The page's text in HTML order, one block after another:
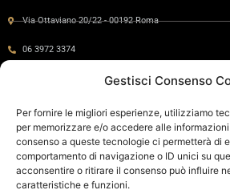
Gestisci Consenso
Per fornire le migliori esperienze, utilizziamo
per memorizzare e/o accedere alle
consenso a queste tecnologie ci permetterà di
comportamento di navigazione o ID unici su
acconsentire o ritirare il consenso può influire
caratteristiche e funzioni.
Via Ottaviano 20/22 - 00192 Roma
06 3972 3374
Via Ottaviano 24 - 00192 Roma
06 575 8821